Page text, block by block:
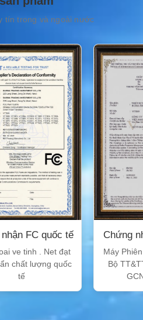
tín trong và ngoài nước
FC quốc tế
ve tinh . Net đạt
chất lượng quốc
tế
Chứng
Máy
Bộ